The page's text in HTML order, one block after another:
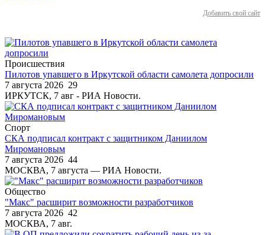
Добавить свой сайт
Происшествия
Пилотов упавшего в Иркутской области самолета допросили
7 августа 2026 29
ИРКУТСК, 7 авг - РИА Новости.
Спорт
СКА подписал контракт с защитником Даниилом
Миромановым
7 августа 2026 44
МОСКВА, 7 августа — РИА Новости.
Общество
"Макс" расширит возможности разработчиков
7 августа 2026 42
МОСКВА, 7 авг.